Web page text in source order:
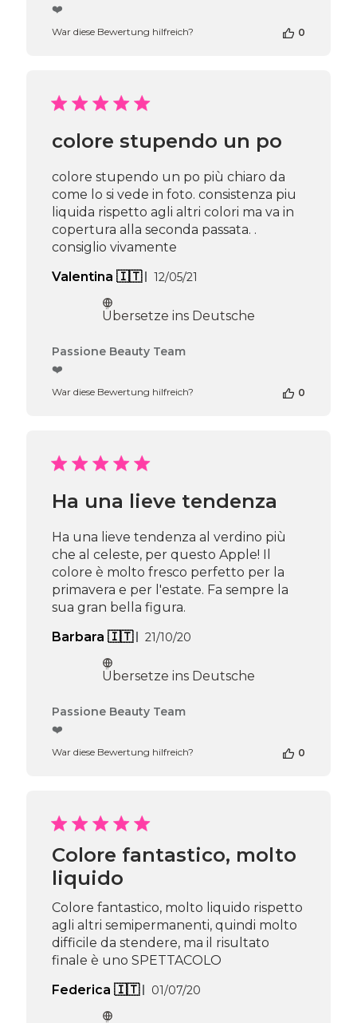
Inhabers
am
Apr
16
2026
❤️
War diese Bewertung hilfreich? 0
colore stupendo un po
colore stupendo un po più chiaro da
come lo si vede in foto. consistenza piu
liquida rispetto agli altri colori ma va in
copertura alla seconda passata. .
consiglio vivamente
Valentina 🇮🇹
Veröffentlichungsdatum
12/05/21
Übersetze ins Deutsche
Kommentare
Inhabers
am
Apr
16
2026
Passione Beauty Team
❤️
War diese Bewertung hilfreich? 0
Ha una lieve tendenza
Ha una lieve tendenza al verdino più
che al celeste, per questo Apple! Il
colore è molto fresco perfetto per la
primavera e per l'estate. Fa sempre la
sua gran bella figura.
Barbara 🇮🇹
Veröffentlichungsdatum
21/10/20
Übersetze ins Deutsche
Kommentare
Inhabers
Team
am
16
2026
Passione Beauty Team
❤️
War diese Bewertung hilfreich? 0
Colore fantastico, molto
liquido
Colore fantastico, molto liquido rispetto
agli altri semipermanenti, quindi molto
difficile da stendere, ma il risultato
finale è uno SPETTACOLO
Federica 🇮🇹
Veröffentlichungsdatum
01/07/20